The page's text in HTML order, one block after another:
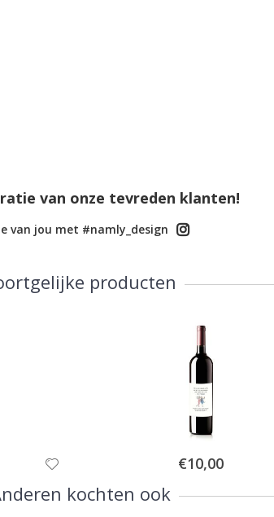
van onze tevreden klanten!
van jou met #namly_design
producten
Special
Price
€10,00
kochten ook